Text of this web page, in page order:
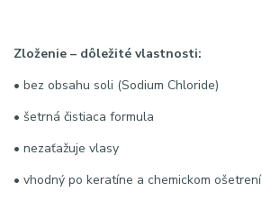
Zloženie – dôležité vlastnosti:
• bez obsahu soli (Sodium Chloride)
• šetrná čistiaca formula
• nezaťažuje vlasy
• vhodný po keratíne a chemickom ošetrení